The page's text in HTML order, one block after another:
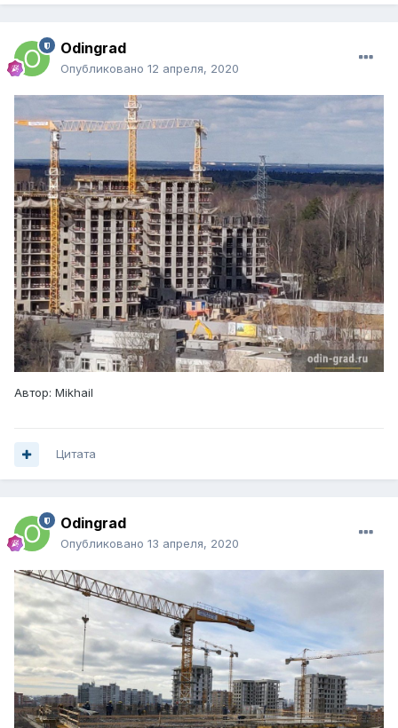
Odingrad
Опубликовано 12 апреля, 2020
Автор: Mikhail
Цитата
Odingrad
Опубликовано 13 апреля, 2020